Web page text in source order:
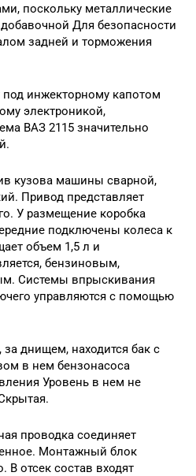
поскольку металлические
Для безопасности
задней и торможения
инжекторному капотом
электроникой,
ВАЗ 2115 значительно
кузова машины сварной,
Привод представляет
У размещение коробка
подключены колеса к
объем 1,5 л и
бензиновым,
Системы впрыскивания
управляются с помощью
днищем, находится бак с
в нем бензонасоса
Уровень в нем не
проводка соединяет
Монтажный блок
отсек состав входят